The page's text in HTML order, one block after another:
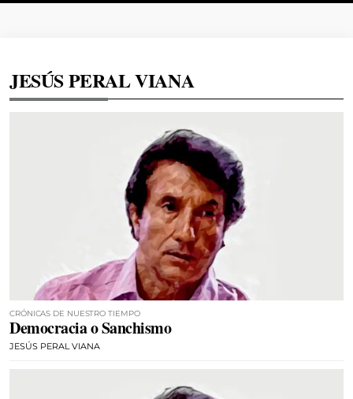
JESÚS PERAL VIANA
CRÓNICAS DE NUESTRO TIEMPO
Democracia o Sanchismo
JESÚS PERAL VIANA